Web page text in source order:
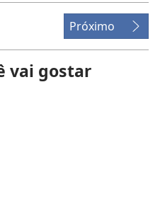
Próximo
vai gostar